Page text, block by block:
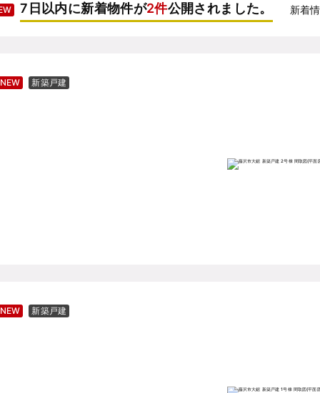
7日以内に新着物件が2件公開されました。 新着
NEW 新築戸建
NEW 新築戸建